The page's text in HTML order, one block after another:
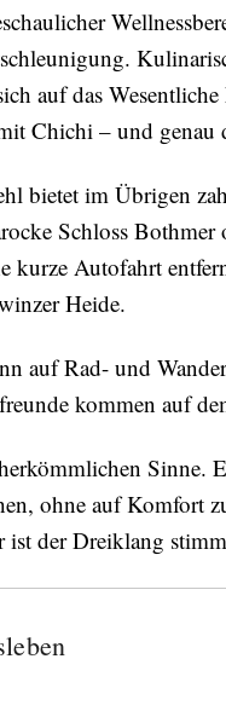
auf das
Chichi – und genau
bietet im Übrigen
Schloss
Autofahrt
Heide.
auf Rad- und
kommen auf
Sinne.
ohne auf Komfort
der Dreiklang